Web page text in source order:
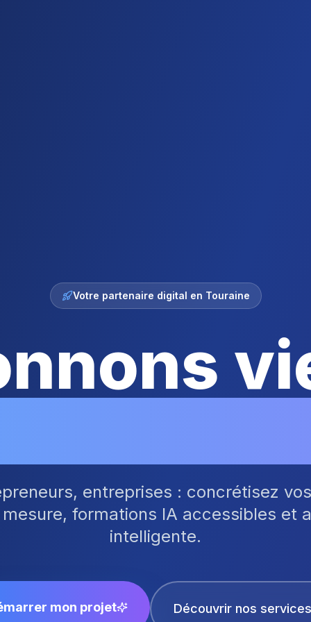
Votre partenaire digital en Touraine
entreprises : concrétisez
formations IA accessibles et
intelligente.
mon projet Découvrir nos services